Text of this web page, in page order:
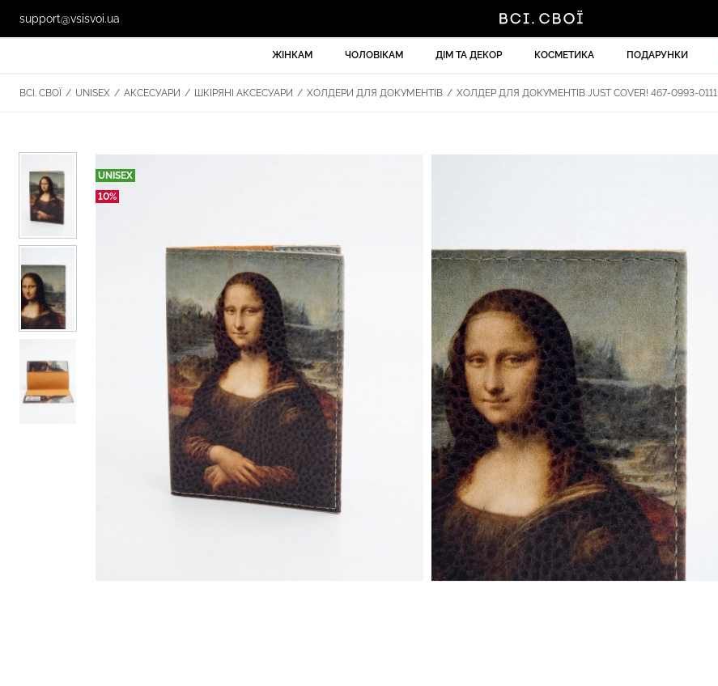
support@vsisvoi.ua
ЖІНКАМ ЧОЛОВІКАМ ДІМ ТА ДЕКОР КОСМЕТИКА ПОДАРУНКИ
ВСІ. СВОЇ / UNISEX / АКСЕСУАРИ / ШКІРЯНІ АКСЕСУАРИ / ХОЛДЕРИ ДЛЯ ДОКУМЕНТІВ / ХОЛДЕР ДЛЯ ДОКУМЕНТІВ JUST COVER! 467-0993-0111
UNISEX
10%